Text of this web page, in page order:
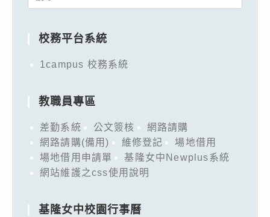
校務平台系統
1campus 校務系統
教職員專區
差勤系統 公文簽核
網路請購
網路請購(備用)
維修登記
場地借用
場地借用申請單
基隆女中Newplus系統
網站維護之css使用說明
基隆女中校園行事曆